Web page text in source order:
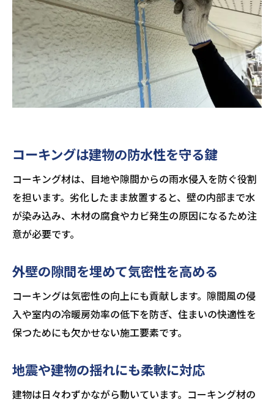
コーキングは建物の防水性を守る鍵
コーキング材は、目地や隙間からの雨水侵入を防ぐ役割
を担います。劣化したまま放置すると、壁の内部まで水
が染み込み、木材の腐食やカビ発生の原因になるため注
意が必要です。
外壁の隙間を埋めて気密性を高める
コーキングは気密性の向上にも貢献します。隙間風の侵
入や室内の冷暖房効率の低下を防ぎ、住まいの快適性を
保つためにも欠かせない施工要素です。
地震や建物の揺れにも柔軟に対応
建物は日々わずかながら動いています。コーキング材の